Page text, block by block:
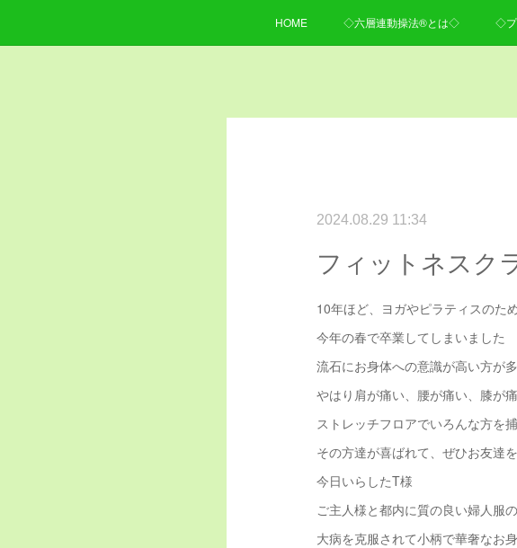
HOME ◇六層連動操法®とは◇ ◇プ
2024.08.29 11:34
フィットネスク
10年ほど、ヨガやピラティスのた
今年の春で卒業してしまいました
流石にお身体への意識が高い方が
やはり肩が痛い、腰が痛い、膝が
ストレッチフロアでいろんな方を
その方達が喜ばれて、ぜひお友達
今日いらしたT様
ご主人様と都内に質の良い婦人服
大病を克服されて小柄で華奢なお